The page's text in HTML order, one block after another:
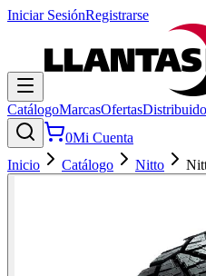
Iniciar SesiónRegistrarse
CatálogoMarcasOfertas
0Mi Cuenta
Inicio
Catálogo Nitto